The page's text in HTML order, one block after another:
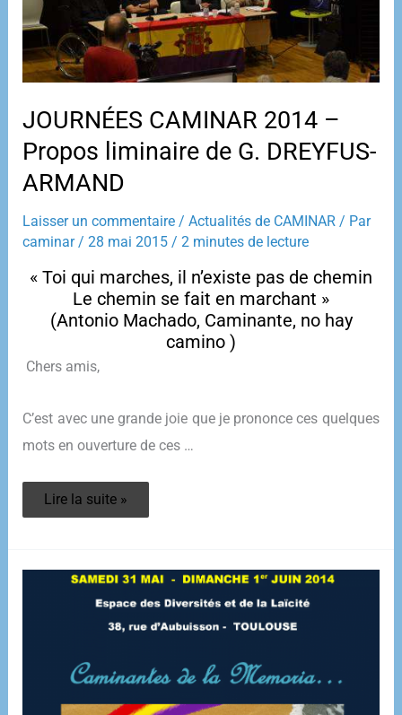
JOURNÉES CAMINAR 2014 –
Propos liminaire de G. DREYFUS-
ARMAND
Laisser un commentaire /Actualités de CAMINAR / Par
caminar/28 mai 2015/2 minutes de lecture
« Toi qui marches, il n’existe pas de chemin
Le chemin se fait en marchant »
(Antonio Machado, Caminante, no hay
camino )
Chers amis,
C’est avec une grande joie que je prononce ces quelques
mots en ouverture de ces …
JOURNÉES
liminaire
DREYFUS-
Lire la suite »